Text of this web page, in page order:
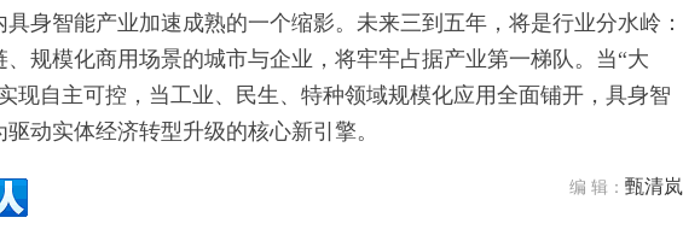
身智能产业加速成熟的一个缩影。未来三到五年，将是行业分水岭：
规模化商用场景的城市与企业，将牢牢占据产业第一梯队。当“大
现自主可控，当工业、民生、特种领域规模化应用全面铺开，具身智
动实体经济转型升级的核心新引擎。
编 辑： 甄清岚